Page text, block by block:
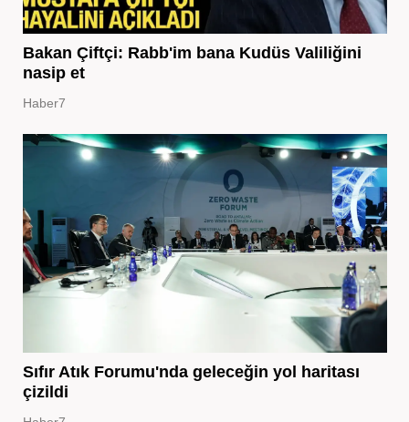
Bakan Çiftçi: Rabb'im bana Kudüs Valiliğini
nasip et
Haber7
Sıfır Atık Forumu'nda geleceğin yol haritası
çizildi